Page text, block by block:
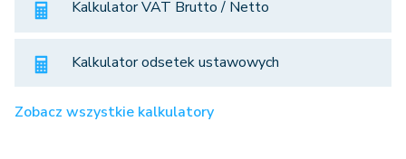
Kalkulator VAT Brutto / Netto
Kalkulator odsetek ustawowych
Zobacz wszystkie kalkulatory